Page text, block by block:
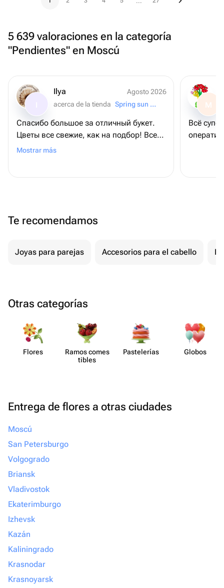
5 639 valoraciones en la categoría
"Pendientes" en Moscú
Ilya
Agosto 2026
acerca de la tienda
Spring sun flowers
Спасибо большое за отличный букет.
Цветы все свежие, как на подбор! Всем
рекомендую!
Mostrar más
M
Всё
Te recomendamos
Joyas para parejas Accesorios para el cabello
Otras categorías
Flores
Ramos comes​
tibles
Paste​lerías Globos
Entrega de flores a otras ciudades
Moscú
San Petersburgo
Volgogrado
Briansk
Vladivostok
Ekaterimburgo
Izhevsk
Kazán
Kaliningrado
Krasnodar
Krasnoyarsk